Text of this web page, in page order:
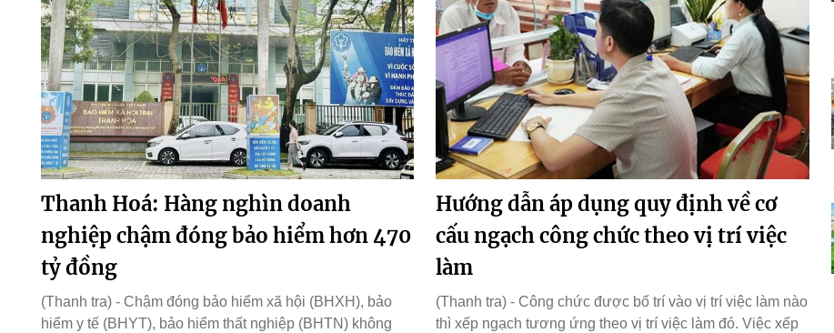
Thanh Hoá: Hàng nghìn doanh
nghiệp chậm đóng bảo hiểm hơn 470
tỷ đồng
(Thanh tra) - Chậm đóng bảo hiểm xã hội (BHXH), bảo
hiểm y tế (BHYT), bảo hiểm thất nghiệp (BHTN) không
Hướng dẫn áp dụng quy định về cơ
cấu ngạch công chức theo vị trí việc
làm
(Thanh tra) - Công chức được bố trí vào vị trí việc làm nào
thì xếp ngạch tương ứng theo vị trí việc làm đó. Việc xếp